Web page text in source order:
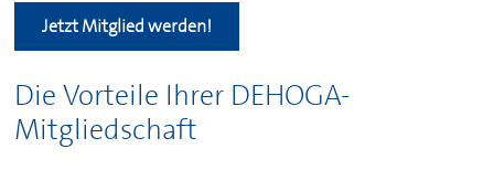
Jetzt Mitglied werden!
Die Vorteile Ihrer DEHOGA-
Mitgliedschaft